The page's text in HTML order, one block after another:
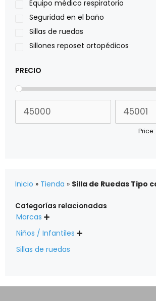
Sillas de ruedas Everest Jennings
Stealth products
Xiehe Medical
Equipo médico respiratorio
Seguridad en el baño
Sillas de ruedas
Sillones reposet ortopédicos
PRECIO
Price:
Inicio » Tienda » Silla de Ruedas Tipo
Categorías relacionadas
Marcas 
Niños / Infantiles 
Sillas de ruedas